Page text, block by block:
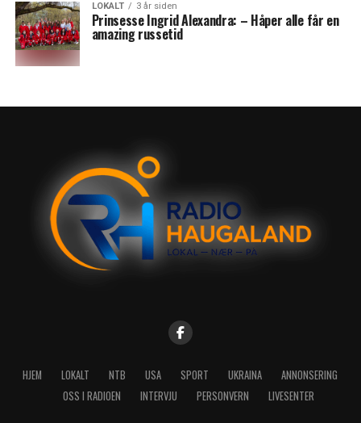
LOKALT 3 år siden
Prinsesse Ingrid Alexandra: – Håper alle får en
amazing russetid
HJEM LOKALT NTB USA SPORT UKRAINA
ANNONSERING
OSS I RADIOEN
INTERVJU PERSONVERN LIVESENTER